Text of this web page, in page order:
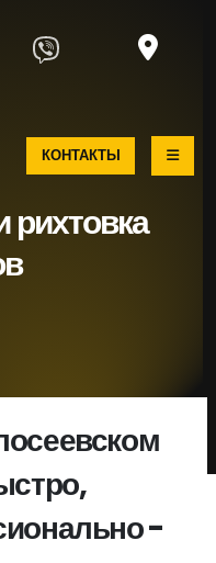
КОНТАКТЫ
-